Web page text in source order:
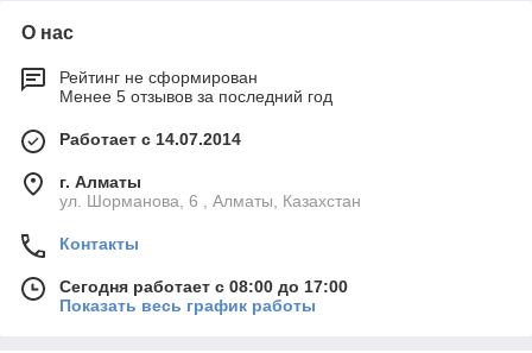
О нас
Рейтинг не сформирован
Менее 5 отзывов за последний год
Работает с 14.07.2014
г. Алматы
ул. Шорманова, 6 , Алматы, Казахстан
Контакты
Сегодня работает с 08:00 до 17:00
Показать весь график работы